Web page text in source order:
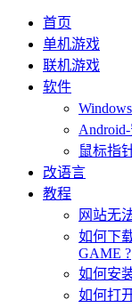
首页
单机游戏
联机游戏
软件
鼠标指
改语言
教程
网站无
如何下
GAME ?
如何安
如何打